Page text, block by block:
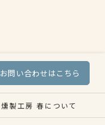
お問い合わせはこちら
燻製工房 春について